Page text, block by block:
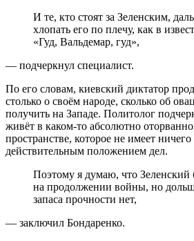
И те, кто стоят за Зеленским,
хлопать его по плечу, как в
«Гуд, Вальдемар, гуд»,
— подчеркнул специалист.
По его словам, киевский диктатор
столько о своём народе, сколько об
получить на Западе. Политолог
живёт в каком-то абсолютно
пространстве, которое не имеет
действительным положением дел.
Поэтому я думаю, что Зеленский
на продолжении войны, но
запаса прочности нет,
— заключил Бондаренко.